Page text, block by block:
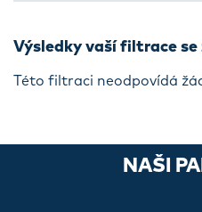
Výsledky vaší filtrace se
Této filtraci neodpovídá
NAŠI